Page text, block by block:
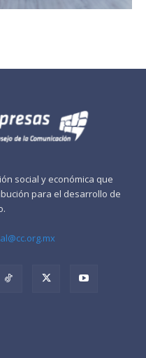
social y económica que
para el desarrollo de